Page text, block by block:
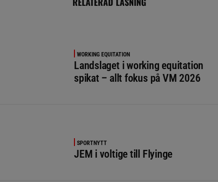
WORKING EQUITATION
Landslaget i working equitation
spikat – allt fokus på VM 2026
SPORTNYTT
JEM i voltige till Flyinge